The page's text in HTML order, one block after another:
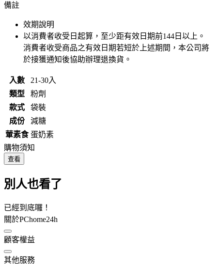
備註
效期說明
以消費者收受日起算，至少距有效日期前144 日以上。
消費者收受商品之有效日期若短於上述期間，本公司將
於接獲通知後協助辦理退換貨。
入數
21-30入
類型
粉劑
款式
袋裝
成份
減糖
葷素食 蛋奶素
購物須知
查看
別人也看了
已經到底囉！
關於PChome24h
顧客權益
其他服務